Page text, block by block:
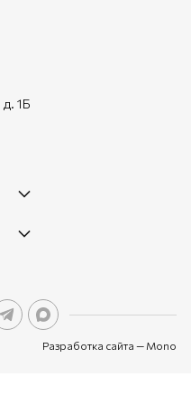
1Б
Разработка сайта — Mono